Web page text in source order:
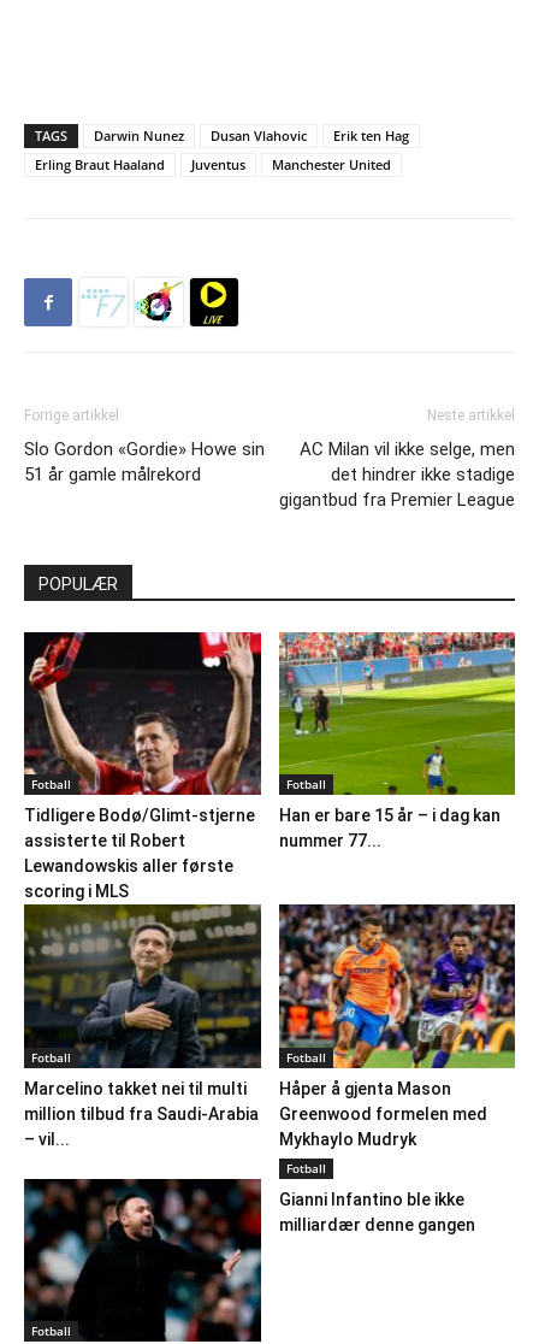
TAGS Darwin Nunez Dusan Vlahovic
Erik ten Hag
Erling Braut Haaland
Juventus Manchester United
Forrige artikkel
Slo Gordon «Gordie» Howe sin
51 år gamle målrekord
Neste artikkel
AC Milan vil ikke selge, men
det hindrer ikke stadige
gigantbud fra Premier League
POPULÆR
Fotball
Tidligere Bodø/Glimt-stjerne
assisterte til Robert
Lewandowskis aller første
scoring i MLS
Fotball
Han er bare 15 år – i dag kan
nummer 77...
Fotball
Marcelino takket nei til multi
million tilbud fra Saudi-Arabia
– vil...
Fotball
Håper å gjenta Mason
Greenwood formelen med
Mykhaylo Mudryk
Fotball
Fotball
Gianni Infantino ble ikke
milliardær denne gangen